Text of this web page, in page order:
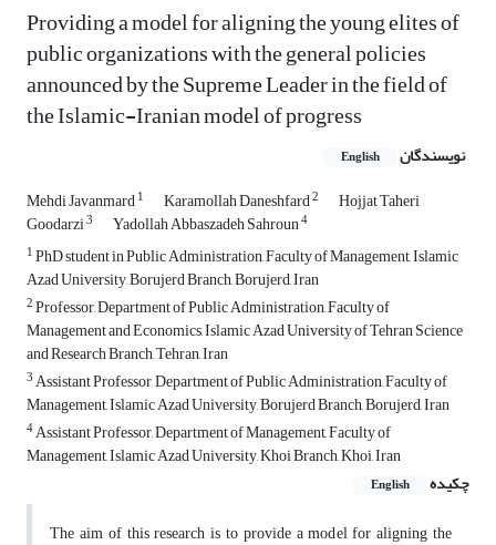
Providing a model for aligning the young elites of
public organizations with the general policies
announced by the Supreme Leader in the field of
the Islamic-Iranian model of progress
نویسندگان English
Mehdi Javanmard1 Karamollah Daneshfard2 Hojjat Taheri
Goodarzi3 Yadollah Abbaszadeh Sahroun4
1PhD student in Public Administration, Faculty of Management, Islamic
Azad University, Borujerd Branch, Borujerd, Iran
2Professor, Department of Public Administration, Faculty of
Management and Economics, Islamic Azad University of Tehran Science
and Research Branch, Tehran, Iran
3Assistant Professor, Department of Public Administration, Faculty of
Management, Islamic Azad University, Borujerd Branch, Borujerd, Iran
4Assistant Professor, Department of Management, Faculty of
Management, Islamic Azad University, Khoi Branch, Khoi, Iran
چکیده
English
The aim of this research is to provide a model for aligning the